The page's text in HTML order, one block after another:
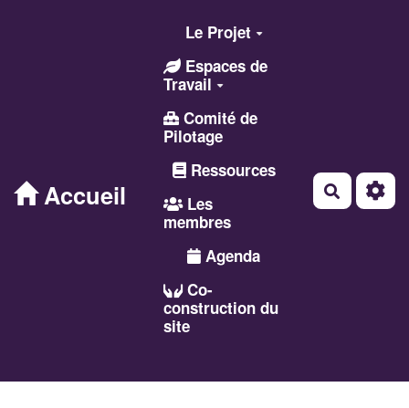
Aller au contenu principal
Accueil
Le Projet
Espaces de
Travail
Comité de
Pilotage
Ressources
Les
membres
Agenda
Co-
construction du
site